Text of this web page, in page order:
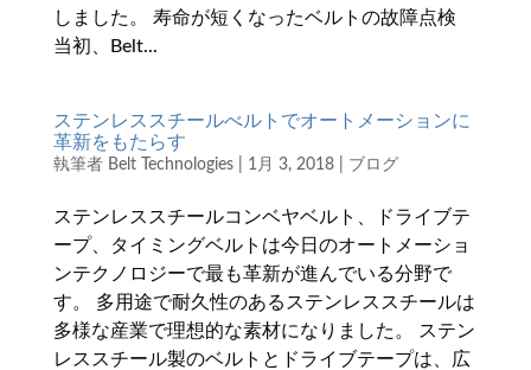
しました。 寿命が短くなったベルトの故障点検
当初、Belt...
ステンレススチールべルトでオートメーションに
革新をもたらす
執筆者 Belt Technologies| 1月 3, 2018| ブログ
ステンレススチールコンベヤベルト、ドライブテ
ープ、タイミングベルトは今日のオートメーショ
ンテクノロジーで最も革新が進んでいる分野で
す。 多用途で耐久性のあるステンレススチールは
多様な産業で理想的な素材になりました。 ステン
レススチール製のベルトとドライブテープは、広